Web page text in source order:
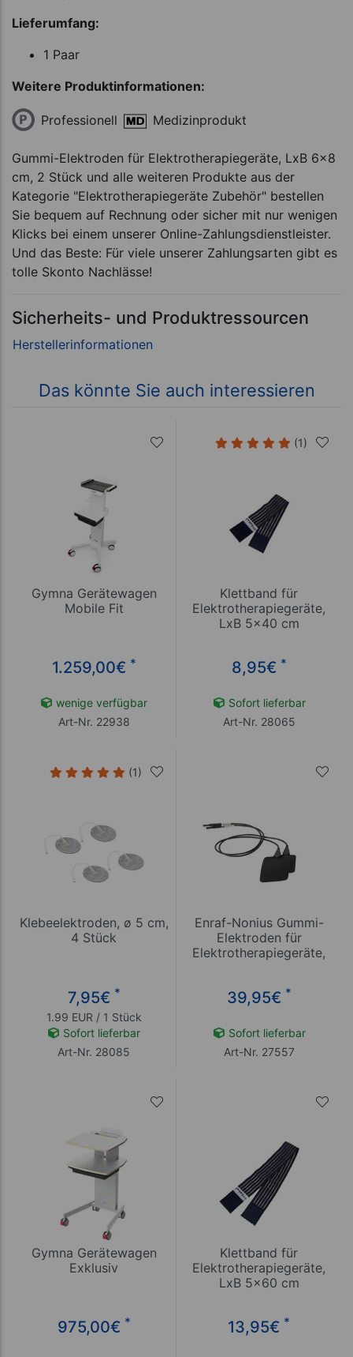
Lieferumfang:
1 Paar
Weitere Produktinformationen:
Professionell Medizinprodukt
Gummi-Elektroden für Elektrotherapiegeräte, LxB 6x8
cm, 2 Stück und alle weiteren Produkte aus der
Kategorie "Elektrotherapiegeräte Zubehör" bestellen
Sie bequem auf Rechnung oder sicher mit nur wenigen
Klicks bei einem unserer Online-Zahlungsdienstleister.
Und das Beste: Für viele unserer Zahlungsarten gibt es
tolle Skonto Nachlässe!
Sicherheits- und Produktressourcen
Das könnte Sie auch interessieren
Gymna Gerätewagen
Mobile Fit
1.259,00€ *
wenige verfügbar
Art-Nr. 22938
(1)
Klettband für
Elektrotherapiegeräte,
LxB 5x40 cm
8,95€ *
Sofort lieferbar
Art-Nr. 28065
(1)
Klebeelektroden, ø 5 cm,
4 Stück
7,95€ *
1.99 EUR / 1 Stück
Sofort lieferbar
Art-Nr. 28085
Enraf-Nonius Gummi-
Elektroden für
Elektrotherapiegeräte,
39,95€ *
Sofort lieferbar
Art-Nr. 27557
Gymna Gerätewagen
Exklusiv
975,00€ *
Klettband für
Elektrotherapiegeräte,
LxB 5x60 cm
13,95€ *